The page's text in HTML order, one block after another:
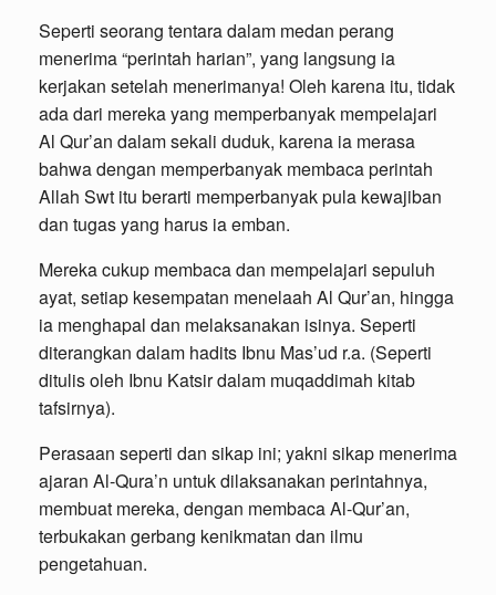
Seperti seorang tentara dalam medan perang
menerima “perintah harian”, yang langsung ia
kerjakan setelah menerimanya! Oleh karena itu, tidak
ada dari mereka yang memperbanyak mempelajari
Al Qur’an dalam sekali duduk, karena ia merasa
bahwa dengan memperbanyak membaca perintah
Allah Swt itu berarti memperbanyak pula kewajiban
dan tugas yang harus ia emban.
Mereka cukup membaca dan mempelajari sepuluh
ayat, setiap kesempatan menelaah Al Qur’an, hingga
ia menghapal dan melaksanakan isinya. Seperti
diterangkan dalam hadits Ibnu Mas’ud r.a. (Seperti
ditulis oleh Ibnu Katsir dalam muqaddimah kitab
tafsirnya).
Perasaan seperti dan sikap ini; yakni sikap menerima
ajaran Al-Qura’n untuk dilaksanakan perintahnya,
membuat mereka, dengan membaca Al-Qur’an,
terbukakan gerbang kenikmatan dan ilmu
pengetahuan.